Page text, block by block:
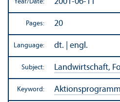
Year/Date:
Pages: 20
Language: dt. | engl.
Subject: Landwirtschaft,
Keyword: Aktionsprogramm